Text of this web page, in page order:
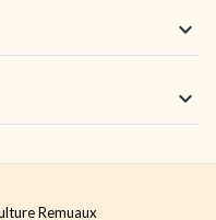


Remuaux